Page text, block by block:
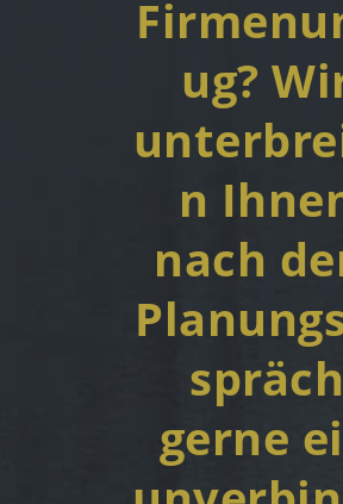
ug?
n
nach
spräch
gerne